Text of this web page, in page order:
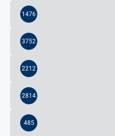
1476
3752
2212
2814
485